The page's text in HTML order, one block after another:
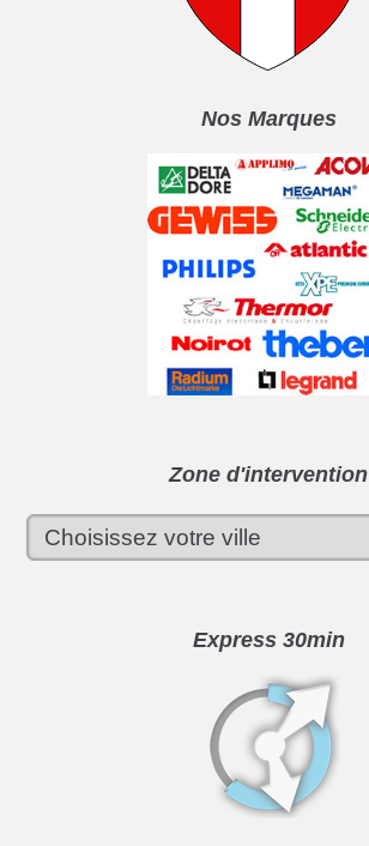
Nos Marques
Zone d'intervention
Express 30min